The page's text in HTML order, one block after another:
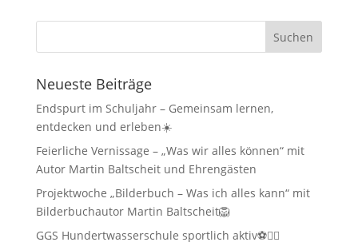
Neueste Beiträge
Endspurt im Schuljahr – Gemeinsam lernen,
entdecken und erleben☀️
Feierliche Vernissage – „Was wir alles können“ mit
Autor Martin Baltscheit und Ehrengästen
Projektwoche „Bilderbuch – Was ich alles kann“ mit
Bilderbuchautor Martin Baltscheit🦁
GGS Hundertwasserschule sportlich aktiv⚽🏃‍♂️